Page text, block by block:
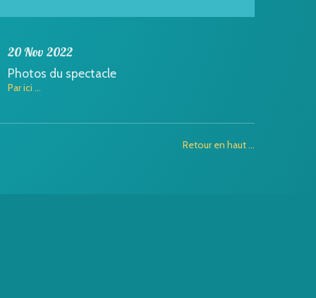
20 Nov 2022
Photos du spectacle
Par ici ...
Retour en haut ...